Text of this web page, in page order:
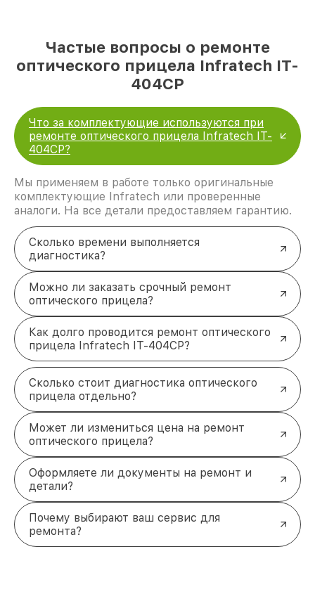
Частые вопросы о ремонте
оптического прицела Infratech IT-
404CP
Что за комплектующие используются при
ремонте оптического прицела Infratech IT-
404CP?
Мы применяем в работе только оригинальные
комплектующие Infratech или проверенные
аналоги. На все детали предоставляем гарантию.
Сколько времени выполняется
диагностика?
Можно ли заказать срочный ремонт
оптического прицела?
Как долго проводится ремонт оптического
прицела Infratech IT-404CP?
Сколько стоит диагностика оптического
прицела отдельно?
Может ли измениться цена на ремонт
оптического прицела?
Оформляете ли документы на ремонт и
детали?
Почему выбирают ваш сервис для
ремонта?